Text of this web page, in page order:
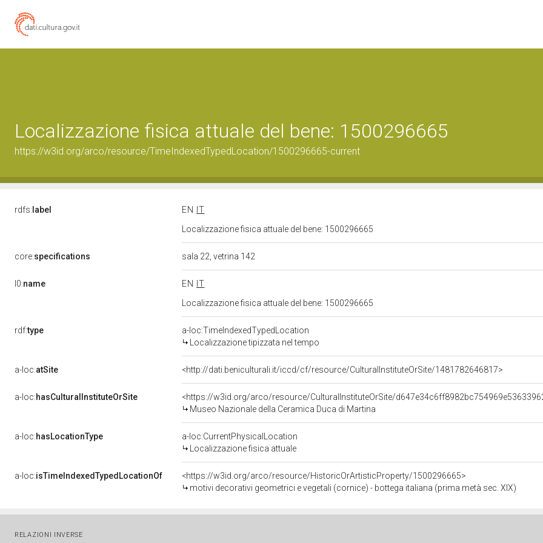
Localizzazione fisica attuale del bene: 1500296665
https://w3id.org/arco/resource/TimeIndexedTypedLocation/1500296665-current
rdfs: label EN
IT
Localizzazione fisica attuale del bene: 1500296665
core:specifications sala 22, vetrina 142
l0:name EN
IT
Localizzazione fisica attuale del bene: 1500296665
rdf:type
a-loc:TimeIndexedTypedLocation
Localizzazione tipizzata nel tempo
a-loc:atSite <http://dati.beniculturali.it/iccd/cf/resource/CulturalInstituteOrSite/1481782646817>
a-loc:hasCulturalInstituteOrSite
<https://w3id.org/arco/resource/CulturalInstituteOrSite/
Museo Nazionale della Ceramica Duca di Martina
a-loc:hasLocationType
a-loc:CurrentPhysicalLocation
Localizzazione fisica attuale
a-loc:isTimeIndexedTypedLocationOf
<https://w3id.org/arco/resource/HistoricOrArtisticProperty/1500296665>
motivi decorativi geometrici e vegetali (cornice) - bottega italiana (prima metà sec. XIX)
RELAZIONI INVERSE